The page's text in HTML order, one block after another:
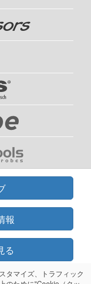
報
る
プ
タマイズ、トラフィック